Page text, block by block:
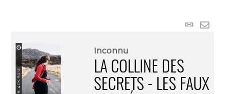
Lien
Inconnu
LA COLLINE DES
SECRETS - LES FAUX